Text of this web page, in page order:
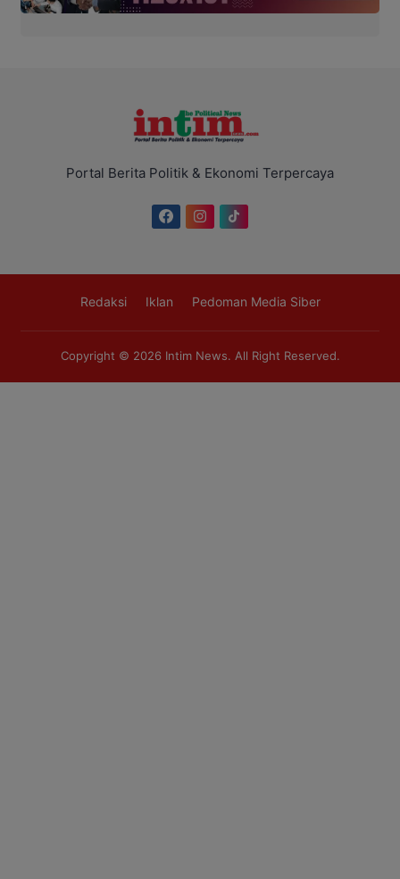
Portal Berita Politik & Ekonomi Terpercaya
Redaksi Iklan Pedoman Media Siber
Copyright © 2026 Intim News. All Right Reserved.